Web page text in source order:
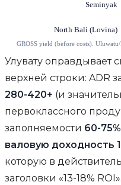
Улувату оправдывает
верхней строки: ADR
280-420+ (и
первоклассного
заполняемости 60-75%
валовую доходность
которую в
заголовки «13-18%